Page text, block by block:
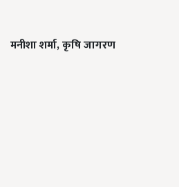
मनीशाशर्मा,कृषिजागरण